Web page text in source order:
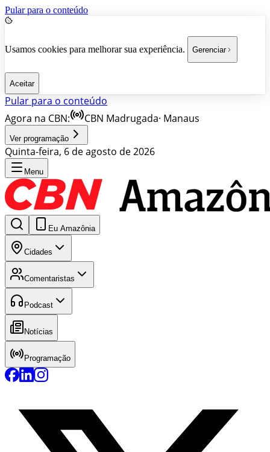
Pular para o conteúdo
Usamos cookies para melhorar sua experiência. Gerenciar
Aceitar
Pular para o conteúdo
Agora na CBN:
CBN Madrugada· Manaus
Ver programação
Quinta-feira, 6 de agosto de 2026
Menu
Eu Amazônia
Cidades
Comentaristas
Podcast
Notícias
Programação